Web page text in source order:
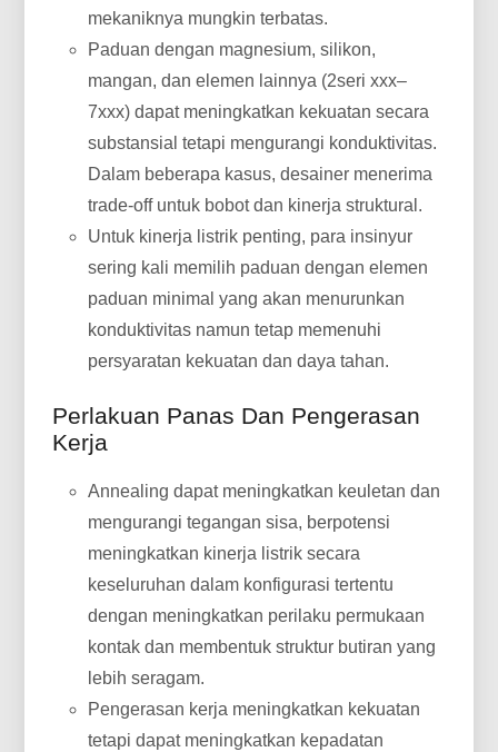
mekaniknya mungkin terbatas.
Paduan dengan magnesium, silikon,
mangan, dan elemen lainnya (2seri xxx–
7xxx) dapat meningkatkan kekuatan secara
substansial tetapi mengurangi konduktivitas.
Dalam beberapa kasus, desainer menerima
trade-off untuk bobot dan kinerja struktural.
Untuk kinerja listrik penting, para insinyur
sering kali memilih paduan dengan elemen
paduan minimal yang akan menurunkan
konduktivitas namun tetap memenuhi
persyaratan kekuatan dan daya tahan.
Perlakuan Panas Dan Pengerasan
Kerja
Annealing dapat meningkatkan keuletan dan
mengurangi tegangan sisa, berpotensi
meningkatkan kinerja listrik secara
keseluruhan dalam konfigurasi tertentu
dengan meningkatkan perilaku permukaan
kontak dan membentuk struktur butiran yang
lebih seragam.
Pengerasan kerja meningkatkan kekuatan
tetapi dapat meningkatkan kepadatan